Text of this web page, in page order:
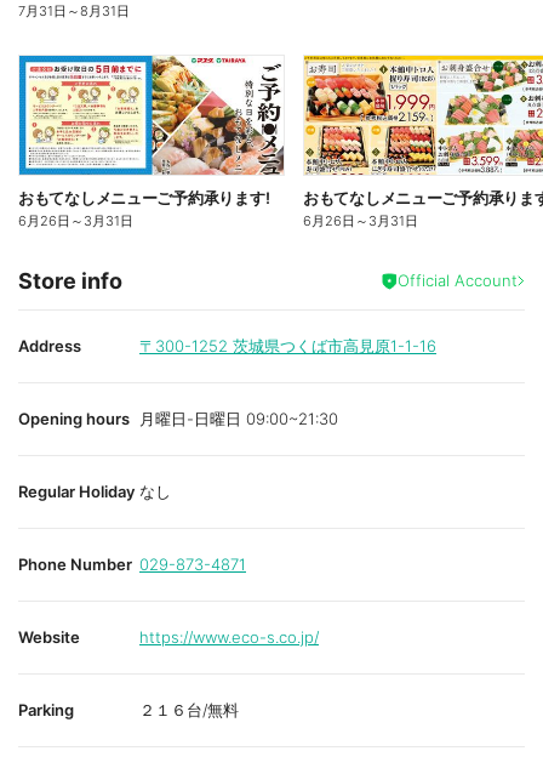
7月31日 ～8月31日
おもてなしメニューご予約承ります!
6月26日 ～ 3月31日
おもてなしメニューご予約承りま
6月26日 ～ 3月31日
Store info Official Account
Address 〒300-1252 茨城県つくば市高見原1-1-16
Opening hours 月曜日-日曜日 09:00~21:30
Regular Holiday なし
Phone Number 029-873-4871
Website https://www.eco-s.co.jp/
Parking ２１６台/無料